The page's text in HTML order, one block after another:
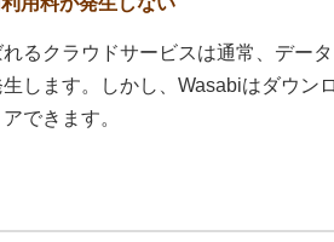
るクラウドサービスは通常、デー
します。しかし、Wasabiはダウン
できます。